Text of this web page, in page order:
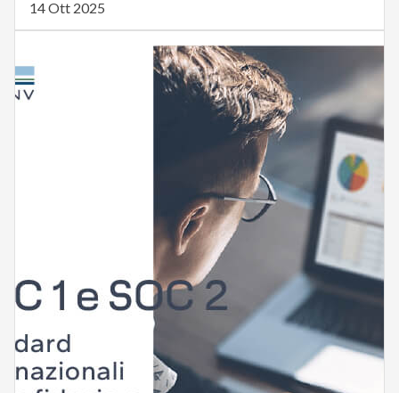
14 Ott 2025